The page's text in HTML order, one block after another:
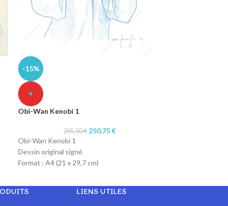
-15%
♥
Obi-Wan Kenobi 1
295,00€ 250,75€
Obi-Wan Kenobi 1
Dessin original signé
Format : A4 (21 x 29,7 cm)
Papier : machine 90gr
LIENS UTILES